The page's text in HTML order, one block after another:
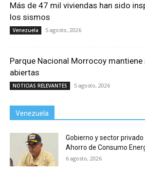
Más de 47 mil viviendas han sido
los sismos
Venezuela 5 agosto, 2026
Parque Nacional Morrocoy
abiertas
NOTICIAS RELEVANTES 5 agosto, 2026
Venezuela
Gobierno y sector
Ahorro de Consumo
6 agosto, 2026